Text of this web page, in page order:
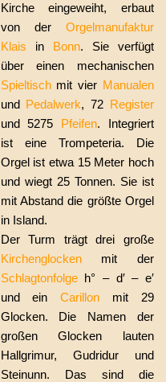
Kirche eingeweiht, erbaut
von der Orgelmanufaktur
Klais in Bonn. Sie verfügt
über einen mechanischen
Spieltisch mit vier Manualen
und Pedalwerk, 72 Register
und 5275 Pfeifen. Integriert
ist eine Trompeteria. Die
Orgel ist etwa 15 Meter hoch
und wiegt 25 Tonnen. Sie ist
mit Abstand die größte Orgel
in Island.
Der Turm trägt drei große
Kirchenglocken
mit der
Schlagtonfolge h° – d′ – e′
und einCarillon
mit 29
Glocken. Die Namen der
großen Glocken lauten
Hallgrimur, Gudridur und
Steinunn. Das sind die